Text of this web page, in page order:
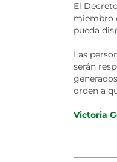
El
miembro
pueda
Las
serán
orden a
Victoria